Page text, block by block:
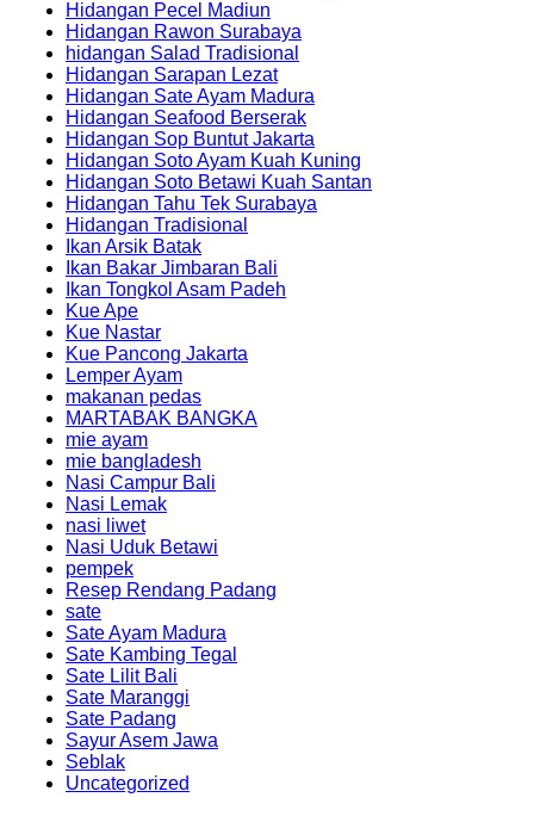
Hidangan Pecel Madiun
Hidangan Rawon Surabaya
hidangan Salad Tradisional
Hidangan Sarapan Lezat
Hidangan Sate Ayam Madura
Hidangan Seafood Berserak
Hidangan Sop Buntut Jakarta
Hidangan Soto Ayam Kuah Kuning
Hidangan Soto Betawi Kuah Santan
Hidangan Tahu Tek Surabaya
Hidangan Tradisional
Ikan Arsik Batak
Ikan Bakar Jimbaran Bali
Ikan Tongkol Asam Padeh
Kue Ape
Kue Nastar
Kue Pancong Jakarta
Lemper Ayam
makanan pedas
MARTABAK BANGKA
mie ayam
mie bangladesh
Nasi Campur Bali
Nasi Lemak
nasi liwet
Nasi Uduk Betawi
pempek
Resep Rendang Padang
sate
Sate Ayam Madura
Sate Kambing Tegal
Sate Lilit Bali
Sate Maranggi
Sate Padang
Sayur Asem Jawa
Seblak
Uncategorized